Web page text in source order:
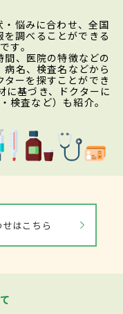
・悩みに合わせ、全国
調べることができる
す。
、医院の特徴などの
名、検査名などから
ーを探すことができ
に基づき、ドクターに
検査など）も紹介。
はこちら